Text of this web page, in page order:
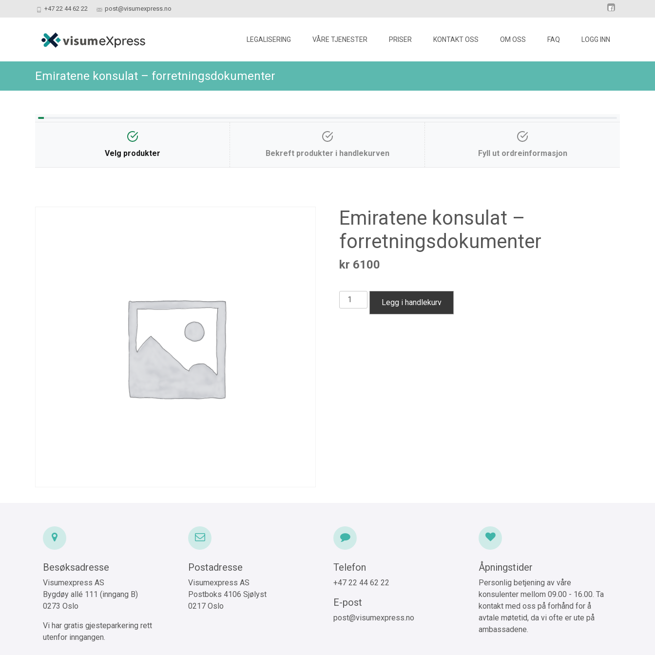
+47 22 44 62 22 post@visumexpress.no
LEGALISERING VÅRE TJENESTER PRISER KONTAKT OSS OM OSS FAQ LOGG INN
Emiratene konsulat – forretningsdokumenter
Velg produkter Bekreft produkter i handlekurven Fyll ut ordreinformasjon
Emiratene konsulat –
forretningsdokumenter
kr 6100
Emiratene
konsulat
Legg i handlekurv
Besøksadresse
Visumexpress AS
Bygdøy allé 111 (inngang B)
0273 Oslo
Vi har gratis gjesteparkering rett
utenfor inngangen.
Postadresse
Visumexpress AS
Postboks 4106 Sjølyst
0217 Oslo
Telefon
+47 22 44 62 22
E-post
post@visumexpress.no
Åpningstider
Personlig betjening av våre
konsulenter mellom 09.00 - 16.00. Ta
kontakt med oss på forhånd for å
avtale møtetid, da vi ofte er ute på
ambassadene.